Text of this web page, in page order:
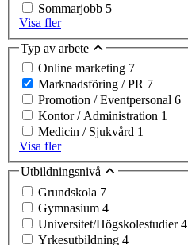
Sommarjobb 5
Visa fler
Typ av arbete
Online marketing 7
Marknadsföring / PR 7
Promotion / Eventpersonal 6
Kontor / Administration 1
Medicin / Sjukvård 1
Visa fler
Utbildningsnivå
Grundskola 7
Gymnasium 4
Universitet/Högskolestudier4
Yrkesutbildning 4